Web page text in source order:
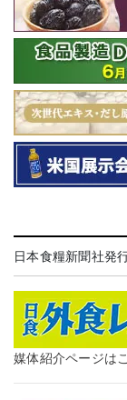
日本食糧新聞社発
媒体紹介ページは